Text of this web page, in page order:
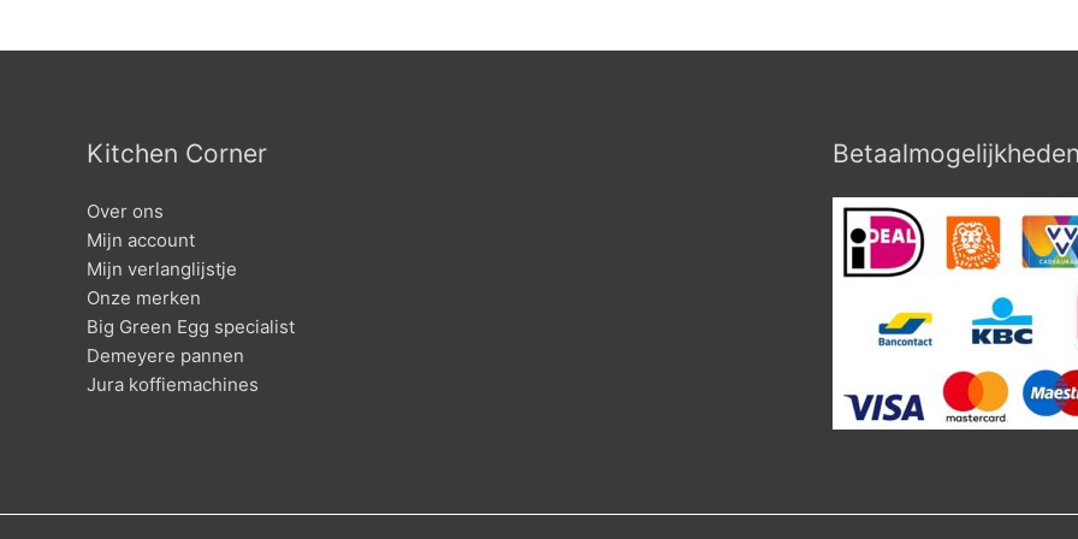
Kitchen Corner
Over ons
Mijn account
Mijn verlanglijstje
Onze merken
Big Green Egg specialist
Demeyere pannen
Jura koffiemachines